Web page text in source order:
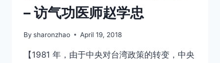
– 访气功医师赵学忠
By sharonzhao April 19, 2018
【1981 年，由于中央对台湾政策的转变，中央